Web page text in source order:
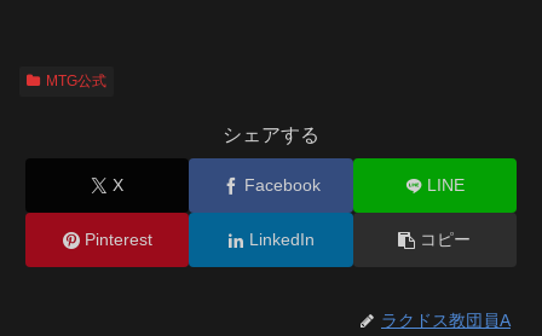
MTG公式
シェアする
X Facebook LINE
Pinterest LinkedIn コピー
ラクドス教団員A